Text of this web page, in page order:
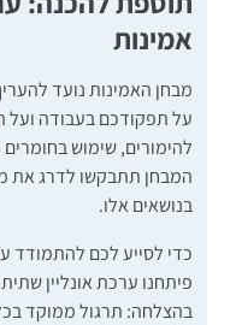
אמינות
מבחן האמינות נועד
על תפקודכם בעבודה ועל
להימורים, שימוש
המבחן תתבקשו לדרג את
בנושאים אלו.
כדי לסייע לכם להתמודד
פיתחנו ערכת אונליין
בהצלחה: תרגול ממוקד